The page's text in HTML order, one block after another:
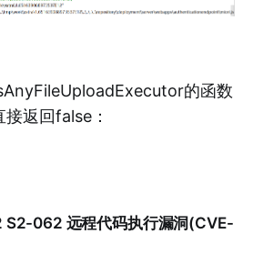
的函数
返回false：
062 远程代码执行漏洞(CVE-